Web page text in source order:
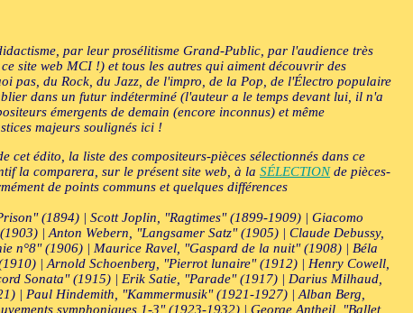
par leur prosélitisme Grand-Public, par l'audience très
site web MCI !) et tous les autres qui aiment découvrir des
pas, du Rock, du Jazz, de l'impro, de la Pop, de l'Électro populaire
dans un futur indéterminé (l'auteur a le temps devant lui, il n'a
émergents de demain (encore inconnus) et même
majeurs soulignés ici !
édito, la liste des compositeurs-pièces sélectionnés dans ce
la comparera, sur le présent site web, à la SÉLECTIONde pièces-
de points communs et quelques différences
(1894) | Scott Joplin, "Ragtimes" (1899-1909) | Giacomo
| Anton Webern, "Langsamer Satz" (1905) | Claude Debussy,
n°8" (1906) | Maurice Ravel, "Gaspard de la nuit" (1908) | Béla
| Arnold Schoenberg, "Pierrot lunaire" (1912) | Henry Cowell,
Sonata" (1915) | Erik Satie, "Parade" (1917) | Darius Milhaud,
| Paul Hindemith, "Kammermusik" (1921-1927) | Alban Berg,
symphoniques 1-3" (1923-1932) | George Antheil, "Ballet